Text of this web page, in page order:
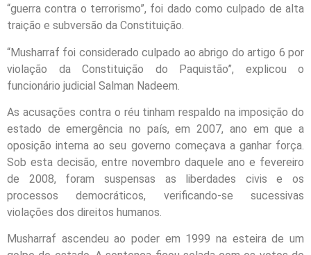
“guerra contra o terrorismo”, foi dado como culpado de alta
traição e subversão da Constituição.
“Musharraf foi considerado culpado ao abrigo do artigo 6 por
violação da Constituição do Paquistão”, explicou o
funcionário judicial Salman Nadeem.
As acusações contra o réu tinham respaldo na imposição do
estado de emergência no país, em 2007, ano em que a
oposição interna ao seu governo começava a ganhar força.
Sob esta decisão, entre novembro daquele ano e fevereiro
de 2008, foram suspensas as liberdades civis e os
processos democráticos, verificando-se sucessivas
violações dos direitos humanos.
Musharraf ascendeu ao poder em 1999 na esteira de um